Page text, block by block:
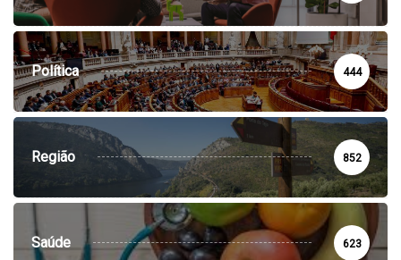
Política 444
Região 852
Saúde 623